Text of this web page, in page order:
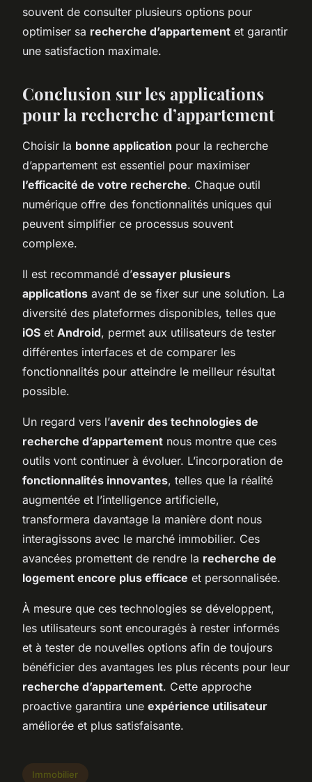
souvent de consulter plusieurs options pour
optimiser sa recherche d’appartement et garantir
une satisfaction maximale.
Conclusion sur les applications
pour la recherche d’appartement
Choisir la bonne application pour la recherche
d’appartement est essentiel pour maximiser
l’efficacité de votre recherche. Chaque outil
numérique offre des fonctionnalités uniques qui
peuvent simplifier ce processus souvent
complexe.
Il est recommandé d’essayer plusieurs
applications avant de se fixer sur une solution. La
diversité des plateformes disponibles, telles que
iOS et Android, permet aux utilisateurs de tester
différentes interfaces et de comparer les
fonctionnalités pour atteindre le meilleur résultat
possible.
Un regard vers l’avenir des technologies de
recherche d’appartement nous montre que ces
outils vont continuer à évoluer. L’incorporation de
fonctionnalités innovantes, telles que la réalité
augmentée et l’intelligence artificielle,
transformera davantage la manière dont nous
interagissons avec le marché immobilier. Ces
avancées promettent de rendre la recherche de
logement encore plus efficace et personnalisée.
À mesure que ces technologies se développent,
les utilisateurs sont encouragés à rester informés
et à tester de nouvelles options afin de toujours
bénéficier des avantages les plus récents pour leur
recherche d’appartement. Cette approche
proactive garantira une expérience utilisateur
améliorée et plus satisfaisante.
Immobilier